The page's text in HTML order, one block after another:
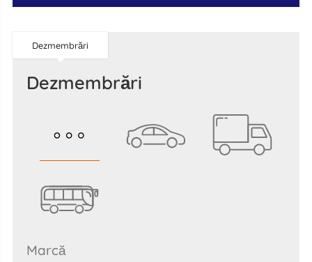
Dezmembrări
Dezmembrări
marcă